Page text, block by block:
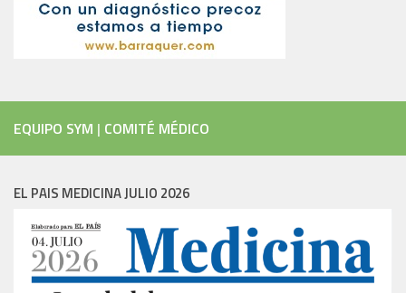
EQUIPO SYM | COMITÉ MÉDICO
EL PAIS MEDICINA JULIO 2026